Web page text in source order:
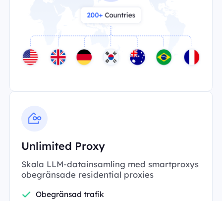
Unlimited Proxy
Skala LLM-datainsamling med smartproxys
obegränsade residential proxies
Obegränsad trafik